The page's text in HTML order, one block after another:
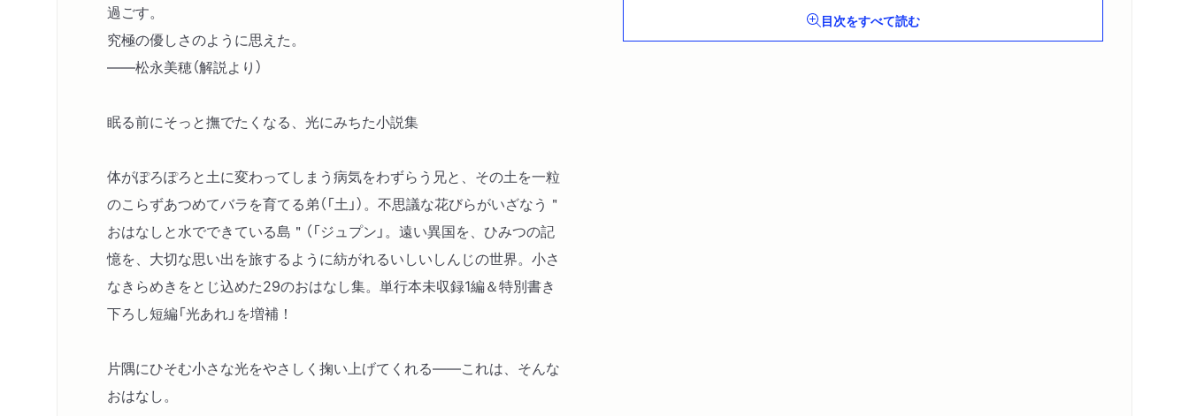
過ごす。
究極の優しさのように思えた。
――松永美穂（解説より）
眠る前にそっと撫でたくなる、光にみちた小説集
体がぽろぽろと土に変わってしまう病気をわずらう兄と、その土を一粒
のこらずあつめてバラを育てる弟（「土」）。不思議な花びらがいざなう＂
おはなしと水でできている島＂（「ジュプン」。遠い異国を、ひみつの記
憶を、大切な思い出を旅するように紡がれるいしいしんじの世界。小さ
なきらめきをとじ込めた29のおはなし集。単行本未収録1編＆特別書き
下ろし短編「光あれ」を増補！
片隅にひそむ小さな光をやさしく掬い上げてくれる――これは、そんな
おはなし。
園子
目次をすべて読む